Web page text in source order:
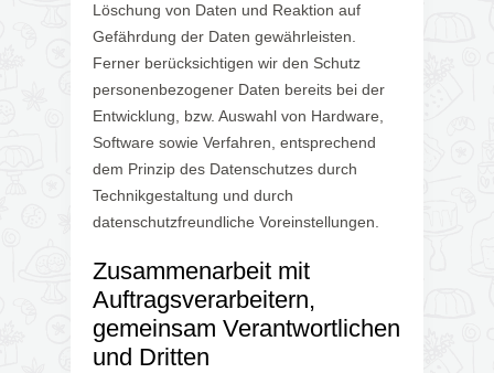
Löschung von Daten und Reaktion auf
Gefährdung der Daten gewährleisten.
Ferner berücksichtigen wir den Schutz
personenbezogener Daten bereits bei der
Entwicklung, bzw. Auswahl von Hardware,
Software sowie Verfahren, entsprechend
dem Prinzip des Datenschutzes durch
Technikgestaltung und durch
datenschutzfreundliche Voreinstellungen.
Zusammenarbeit mit
Auftragsverarbeitern,
gemeinsam Verantwortlichen
und Dritten